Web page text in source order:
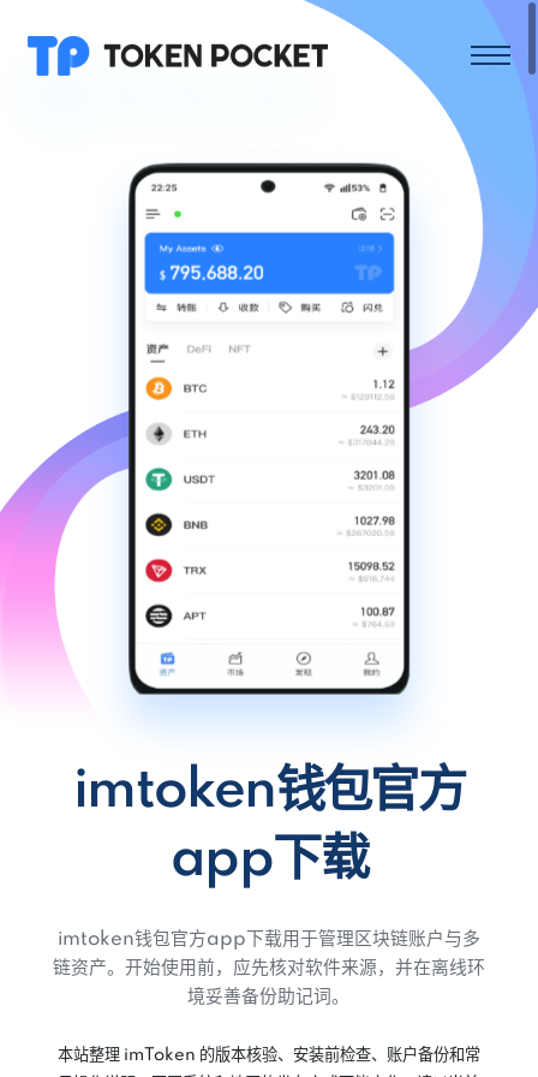
imtoken钱包官方
app下载
imtoken钱包官方app下载用于管理区块链账户与多
链资产。开始使用前，应先核对软件来源，并在离线环
境妥善备份助记词。
本站整理 imToken 的版本核验、安装前检查、账户备份和常